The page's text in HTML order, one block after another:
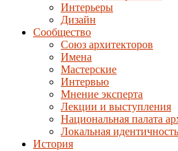
Интерьеры
Дизайн
Сообщество
Союз архитекторов
Имена
Мастерские
Интервью
Мнение эксперта
Лекции и выступления
Национальная палата
Локальная идентичность
История